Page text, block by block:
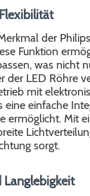
der
Funktion
was nicht
der LED Röhre
mit
eine einfache
ermöglicht. Mit
sorgt.